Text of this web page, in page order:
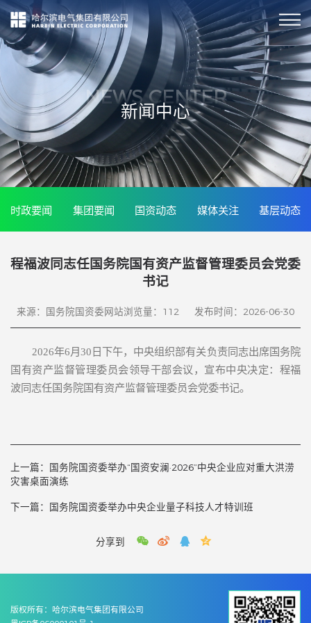
NEWS CENTER
新闻中心
时政要闻 集团要闻 国资动态 媒体关注 基层动态
程福波同志任国务院国有资产监督管理委员会党委
书记
来源：国务院国资委网站浏览量： 112 发布时间：2026-06-30
2026年6月30日下午，中央组织部有关负责同志出席国务院
国有资产监督管理委员会领导干部会议，宣布中央决定：程福
波同志任国务院国有资产监督管理委员会党委书记。
上一篇：
国务院国资委举办“国资安澜·2026”中央企业应对重大洪涝
灾害桌面演练
下一篇： 国务院国资委举办中央企业量子科技人才特训班
分享到
版权所有：哈尔滨电气集团有限公司